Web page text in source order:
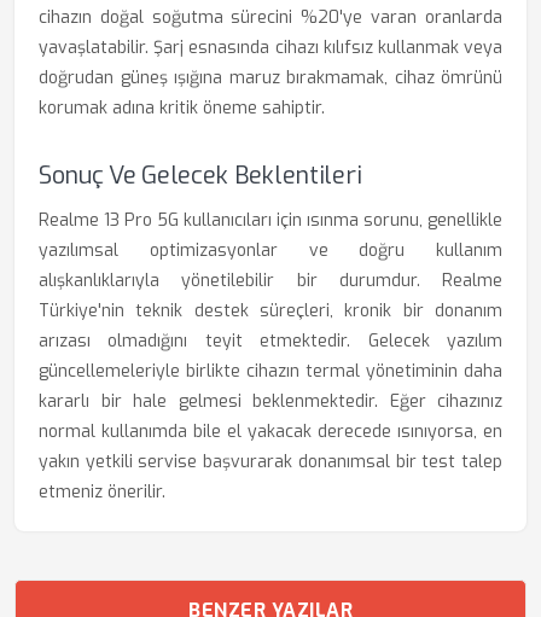
cihazın doğal soğutma sürecini %20'ye varan oranlarda
yavaşlatabilir. Şarj esnasında cihazı kılıfsız kullanmak veya
doğrudan güneş ışığına maruz bırakmamak, cihaz ömrünü
korumak adına kritik öneme sahiptir.
Sonuç Ve Gelecek Beklentileri
Realme 13 Pro 5G kullanıcıları için ısınma sorunu, genellikle
yazılımsal optimizasyonlar ve doğru kullanım
alışkanlıklarıyla yönetilebilir bir durumdur. Realme
Türkiye'nin teknik destek süreçleri, kronik bir donanım
arızası olmadığını teyit etmektedir. Gelecek yazılım
güncellemeleriyle birlikte cihazın termal yönetiminin daha
kararlı bir hale gelmesi beklenmektedir. Eğer cihazınız
normal kullanımda bile el yakacak derecede ısınıyorsa, en
yakın yetkili servise başvurarak donanımsal bir test talep
etmeniz önerilir.
BENZER YAZILAR